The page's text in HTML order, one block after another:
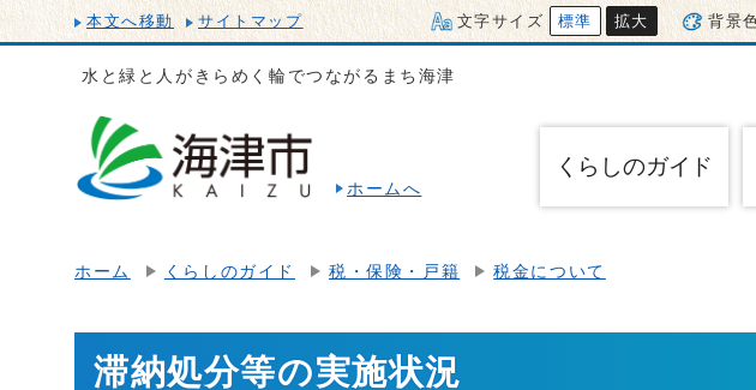
本文へ移動 サイトマップ 文字サイズ 標準 拡大 背景
水と緑と人がきらめく輪でつながるまち海津
ホームへ
くらしのガイド
ホーム くらしのガイド 税・保険・戸籍 税金について
滞納処分等の実施状況